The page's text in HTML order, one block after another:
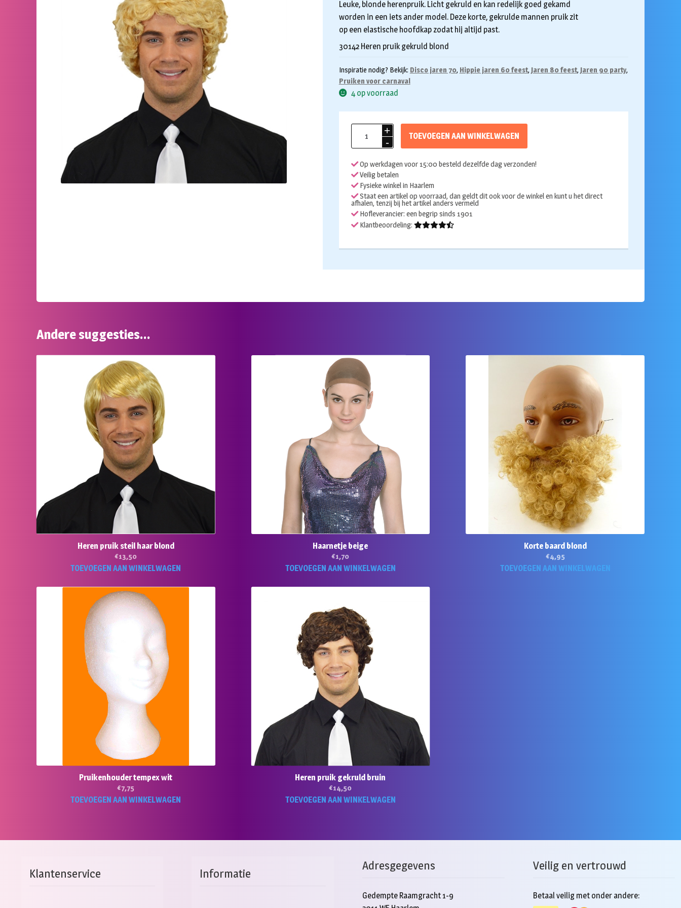
Leuke, blonde herenpruik. Licht gekruld en kan redelijk goed gekamd
worden in een iets ander model. Deze korte, gekrulde mannen pruik zit
op een elastische hoofdkap zodat hij altijd past.
30142 Heren pruik gekruld blond
Inspiratie nodig? Bekijk: Disco jaren 70, Hippie jaren 60 feest, Jaren 80 feest, Jaren 90 party,
Pruiken voor carnaval
4 op voorraad
pruik
blond
aantal
TOEVOEGEN AAN WINKELWAGEN
Op werkdagen voor 15:00 besteld dezelfde dag verzonden!
Veilig betalen
Fysieke winkel in Haarlem
Staat een artikel op voorraad, dan geldt dit ook voor de winkel en kunt u het direct
afhalen, tenzij bij het artikel anders vermeld
Hofleverancier: een begrip sinds 1901
Klantbeoordeling:
Andere suggesties…
Heren pruik steil haar blond
€13,50
TOEVOEGEN AAN WINKELWAGEN
Haarnetje beige
€1,70
TOEVOEGEN AAN WINKELWAGEN
Korte baard blond
€4,95
TOEVOEGEN AAN WINKELWAGEN
Pruikenhouder tempex wit
€7,75
TOEVOEGEN AAN WINKELWAGEN
Heren pruik gekruld bruin
€14,50
TOEVOEGEN AAN WINKELWAGEN
Klantenservice Informatie
Adresgegevens
Gedempte Raamgracht 1-9
Veilig en vertrouwd
Betaal veilig met onder andere: